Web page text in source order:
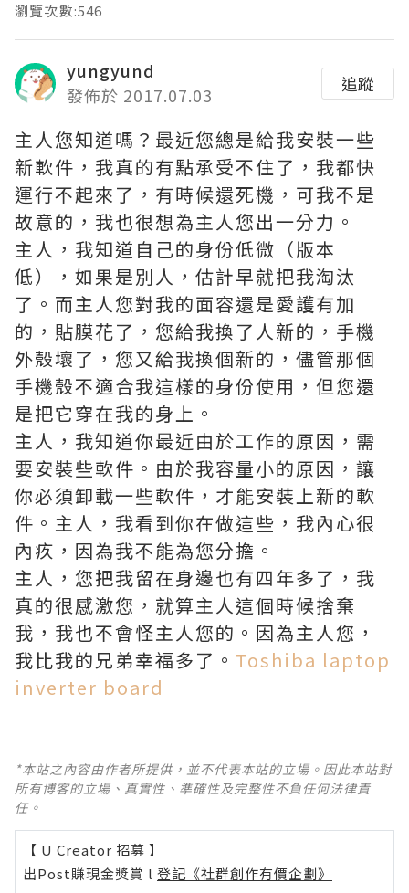
瀏覽次數:546
yungyund
發佈於 2017.07.03
追蹤
主人您知道嗎？最近您總是給我安裝一些
新軟件，我真的有點承受不住了，我都快
運行不起來了，有時候還死機，可我不是
故意的，我也很想為主人您出一分力。
主人，我知道自己的身份低微（版本
低），如果是別人，估計早就把我淘汰
了。而主人您對我的面容還是愛護有加
的，貼膜花了，您給我換了人新的，手機
外殼壞了，您又給我換個新的，儘管那個
手機殼不適合我這樣的身份使用，但您還
是把它穿在我的身上。
主人，我知道你最近由於工作的原因，需
要安裝些軟件。由於我容量小的原因，讓
你必須卸載一些軟件，才能安裝上新的軟
件。主人，我看到你在做這些，我內心很
內疚，因為我不能為您分擔。
主人，您把我留在身邊也有四年多了，我
真的很感激您，就算主人這個時候捨棄
我，我也不會怪主人您的。因為主人您，
我比我的兄弟幸福多了。 Toshiba laptop
inverter board
*本站之內容由作者所提供，並不代表本站的立場。因此本站對
所有博客的立場、真實性、準確性及完整性不負任何法律責
任。
【 U Creator 招募 】
出Post賺現金獎賞 l 登記《社群創作有價企劃》